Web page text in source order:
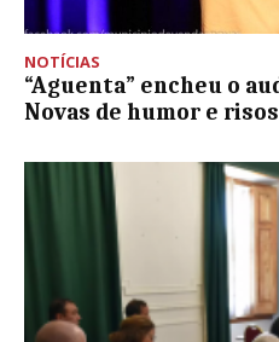
NOTÍCIAS
“Aguenta” encheu o
Novas de humor e risos